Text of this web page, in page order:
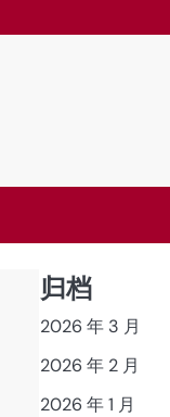
归档
2026 年 3 月
2026 年 2 月
2026 年 1 月